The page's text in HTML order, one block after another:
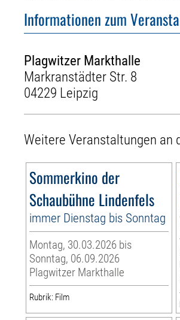
Informationen zum
Plagwitzer Markthalle
Markranstädter Str. 8
04229 Leipzig
Weitere Veranstaltungen an
Sommerkino der
Schaubühne Lindenfels
immer Dienstag bis Sonntag
Montag, 30.03.2026 bis
Sonntag, 06.09.2026
Plagwitzer Markthalle
Rubrik: Film